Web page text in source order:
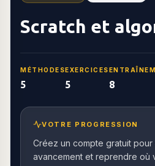
Scratch et
MÉTHODES
5
EXERCICES
5 8
VOTRE PROGRESSION
Créez un compte gratuit
avancement et reprendre où